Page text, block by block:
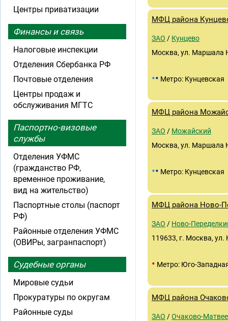
МФЦ района
ЗАО / Кунцево
Москва, ул. Маршала
•• Метро: Кунцевская
МФЦ района
ЗАО / Можайский
Москва, ул. Маршала
•• Метро: Кунцевская
МФЦ района Ново-
ЗАО / Ново-
119633, г. Москва,
• Метро: Юго-
МФЦ района
ЗАО /Очаково-
Центры приватизации
Финансы и связь
Налоговые инспекции
Отделения Сбербанка РФ
Почтовые отделения
Центры продаж и
обслуживания МГТС
Паспортно-визовые
службы
Отделения УФМС
(гражданство РФ,
временное проживание,
вид на жительство)
Паспортные столы (паспорт
РФ)
Районные отделения УФМС
(ОВИРы, загранпаспорт)
Судебные органы
Мировые судьи
Прокуратуры по округам
Районные суды